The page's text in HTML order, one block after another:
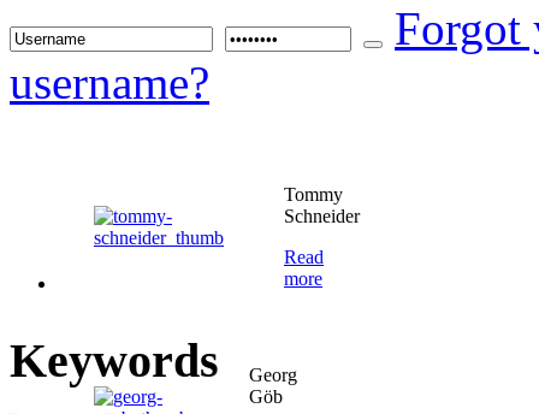
Forgot
username?
Tommy
Schneider
Read
more
Georg
Göb
Keywords